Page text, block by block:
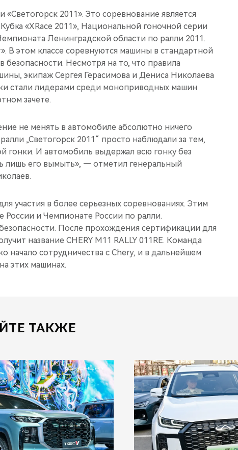
«Светогорск 2011». Это соревнование является
«XRace 2011», Национальной гоночной серии
Ленинградской области по ралли 2011.
В этом классе соревнуются машины в стандартной
Несмотря на то, что правила
экипаж Сергея Герасимова и Дениса Николаева
стали лидерами среди моноприводных машин
зачете.
не менять в автомобиле абсолютно ничего
„Светогорск 2011“ просто наблюдали за тем,
гонки. И автомобиль выдержал всю гонку без
лишь его вымыть», — отметил генеральный
участия в более серьезных соревнованиях. Этим
России и Чемпионате России по ралли.
После прохождения сертификации для
название CHERY M11 RALLY 011RE. Команда
начало сотрудничества с Chery, и в дальнейшем
этих машинах.
ТАКЖЕ